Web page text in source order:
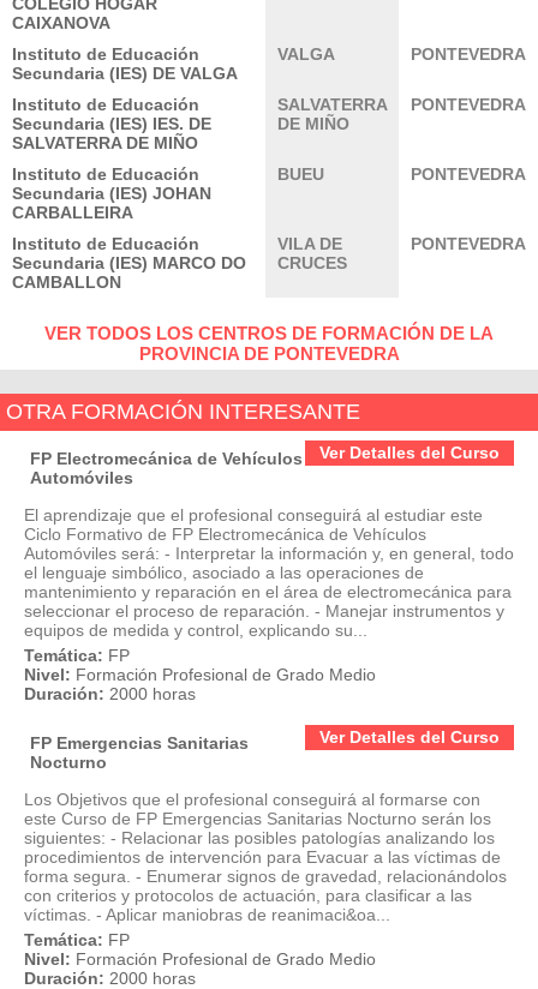
CAIXANOVA
Instituto de Educación
Secundaria (IES) DE VALGA
VALGA PONTEVEDRA
Instituto de Educación
Secundaria (IES) IES. DE
SALVATERRA DE MIÑO
SALVATERRA
DE MIÑO
PONTEVEDRA
Instituto de Educación
Secundaria (IES) JOHAN
CARBALLEIRA
BUEU PONTEVEDRA
Instituto de Educación
Secundaria (IES) MARCO DO
CAMBALLON
VILA DE
CRUCES
PONTEVEDRA
VER TODOS LOS CENTROS DE FORMACIÓN DE LA
PROVINCIA DE PONTEVEDRA
OTRA FORMACIÓN INTERESANTE
Ver Detalles del Curso
FP Electromecánica de Vehículos
Automóviles
El aprendizaje que el profesional conseguirá al estudiar este
Ciclo Formativo de FP Electromecánica de Vehículos
Automóviles será: - Interpretar la información y, en general, todo
el lenguaje simbólico, asociado a las operaciones de
mantenimiento y reparación en el área de electromecánica para
seleccionar el proceso de reparación. - Manejar instrumentos y
equipos de medida y control, explicando su...
Temática: FP
Nivel: Formación Profesional de Grado Medio
Duración: 2000 horas
Ver Detalles del Curso
FP Emergencias Sanitarias
Nocturno
Los Objetivos que el profesional conseguirá al formarse con
este Curso de FP Emergencias Sanitarias Nocturno serán los
siguientes: - Relacionar las posibles patologías analizando los
procedimientos de intervención para Evacuar a las víctimas de
forma segura. - Enumerar signos de gravedad, relacionándolos
con criterios y protocolos de actuación, para clasificar a las
víctimas. - Aplicar maniobras de reanimaci&oa...
Temática: FP
Nivel: Formación Profesional de Grado Medio
Duración: 2000 horas